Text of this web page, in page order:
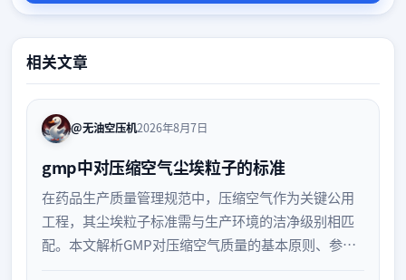
相关文章
@无油空压机2026年8月7日
gmp中对压缩空气尘埃粒子的标准
在药品生产质量管理规范中，压缩空气作为关键公用
工程，其尘埃粒子标准需与生产环境的洁净级别相匹
配。本文解析GMP对压缩空气质量的基本原则、参考